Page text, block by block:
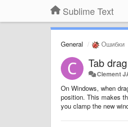
Sublime Text
General Ошибки
Tab
Clement
On Windows, when
position. This makes
you clamp the new